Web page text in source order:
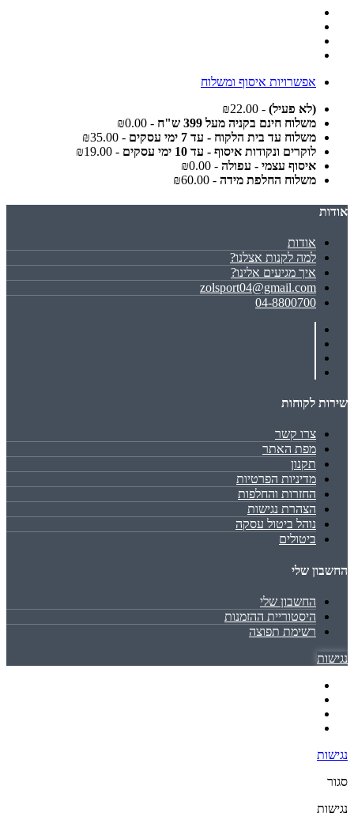
אפשרויות איסוף ומשלוח
(לא פעיל) - ₪22.00
משלוח חינם בקניה מעל 399 ש"ח
- ₪0.00
משלוח עד בית הלקוח - עד 7 ימי עסקים
- ₪35.00
לוקרים ונקודות איסוף - עד 10 ימי עסקים
- ₪19.00
איסוף עצמי - עפולה - ₪0.00
משלוח החלפת מידה - ₪60.00
אודות
אודות
למה לקנות אצלנו?
איך מגיעים אלינו?
zolsport04@gmail.com
04-8800700
שירות לקוחות
צרו קשר
מפת האתר
תקנון
מדיניות הפרטיות
החזרות והחלפות
הצהרת נגישות
נוהל ביטול עסקה
ביטולים
החשבון שלי
החשבון שלי
היסטוריית ההזמנות
רשימת תפוצה
נגישות
נגישות
סגור
נגישות